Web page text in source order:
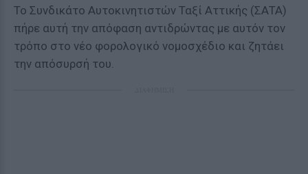
Το Συνδικάτο Αυτοκινητιστών Ταξί Αττικής (ΣΑΤΑ)
πήρε αυτή την απόφαση αντιδρώντας με αυτόν τον
τρόπο στο νέο φορολογικό νομοσχέδιο και ζητάει
την απόσυρσή του.